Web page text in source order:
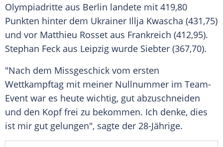
Olympiadritte aus Berlin landete mit 419,80
Punkten hinter dem Ukrainer Illja Kwascha (431,75)
und vor Matthieu Rosset aus Frankreich (412,95).
Stephan Feck aus Leipzig wurde Siebter (367,70).
"Nach dem Missgeschick vom ersten
Wettkampftag mit meiner Nullnummer im Team-
Event war es heute wichtig, gut abzuschneiden
und den Kopf frei zu bekommen. Ich denke, dies
ist mir gut gelungen", sagte der 28-Jährige.